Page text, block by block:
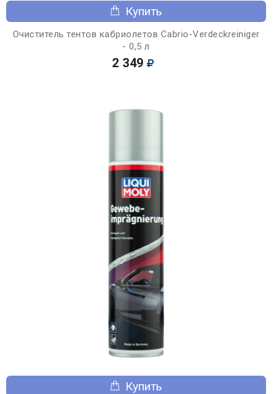
Купить
Очиститель тентов кабриолетов Cabrio-Verdeckreiniger
- 0,5 л
2 349
Купить